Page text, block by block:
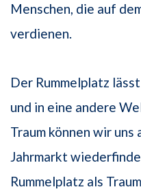
Menschen, die auf
verdienen.
Der Rummelplatz
und in eine andere
Traum können wir uns
Jahrmarkt
Rummelplatz als